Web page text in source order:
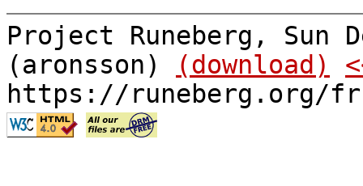
Project Runeberg, Sun
(aronsson)
(download)
https://runeberg.org/